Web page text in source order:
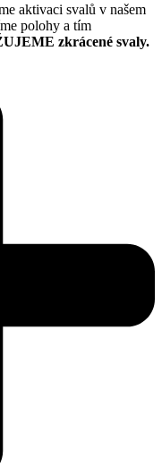
aktivaci svalů v našem
polohy a tím
zkrácené svaly.